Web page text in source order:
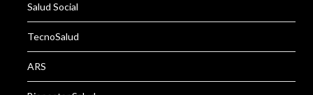
Salud Social
TecnoSalud
ARS